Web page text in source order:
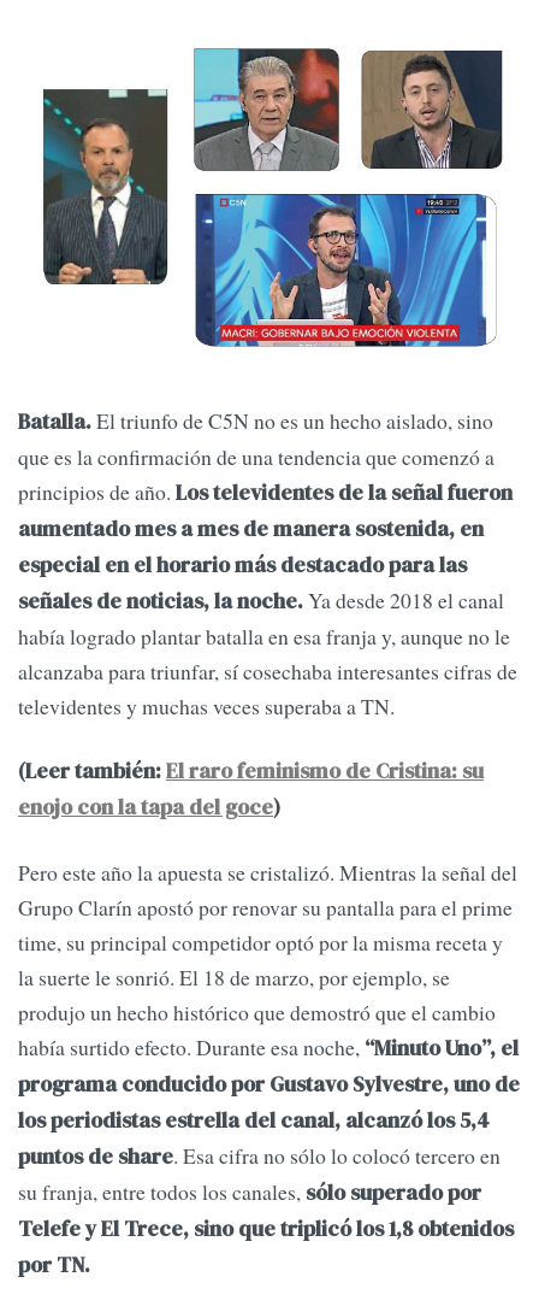
Batalla.El triunfo de C5N no es un hecho aislado, sino
que es la confirmación de una tendencia que comenzó a
principios de año. Los televidentes de la señal fueron
aumentado mes a mes de manera sostenida, en
especial en el horario más destacado para las
señales de noticias, la noche.Ya desde 2018 el canal
había logrado plantar batalla en esa franja y, aunque no le
alcanzaba para triunfar, sí cosechaba interesantes cifras de
televidentes y muchas veces superaba a TN.
(Leer también:El raro feminismo de Cristina: su
enojo con la tapa del goce)
Pero este año la apuesta se cristalizó. Mientras la señal del
Grupo Clarín apostó por renovar su pantalla para el prime
time, su principal competidor optó por la misma receta y
la suerte le sonrió. El 18 de marzo, por ejemplo, se
produjo un hecho histórico que demostró que el cambio
había surtido efecto. Durante esa noche, “Minuto Uno”, el
programa conducido por Gustavo Sylvestre, uno de
los periodistas estrella del canal, alcanzó los 5,4
puntos de share. Esa cifra no sólo lo colocó tercero en
su franja, entre todos los canales, sólo superado por
Telefe y El Trece, sino que triplicó los 1,8 obtenidos
por TN.